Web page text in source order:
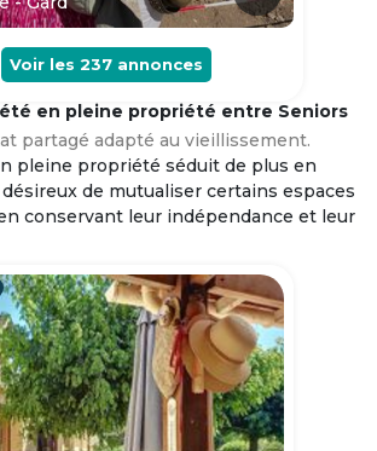
Voir les 237 annonces
en pleine propriété entre Seniors
partagé adapté au vieillissement.
pleine propriété séduit de plus en
de mutualiser certains espaces
conservant leur indépendance et leur